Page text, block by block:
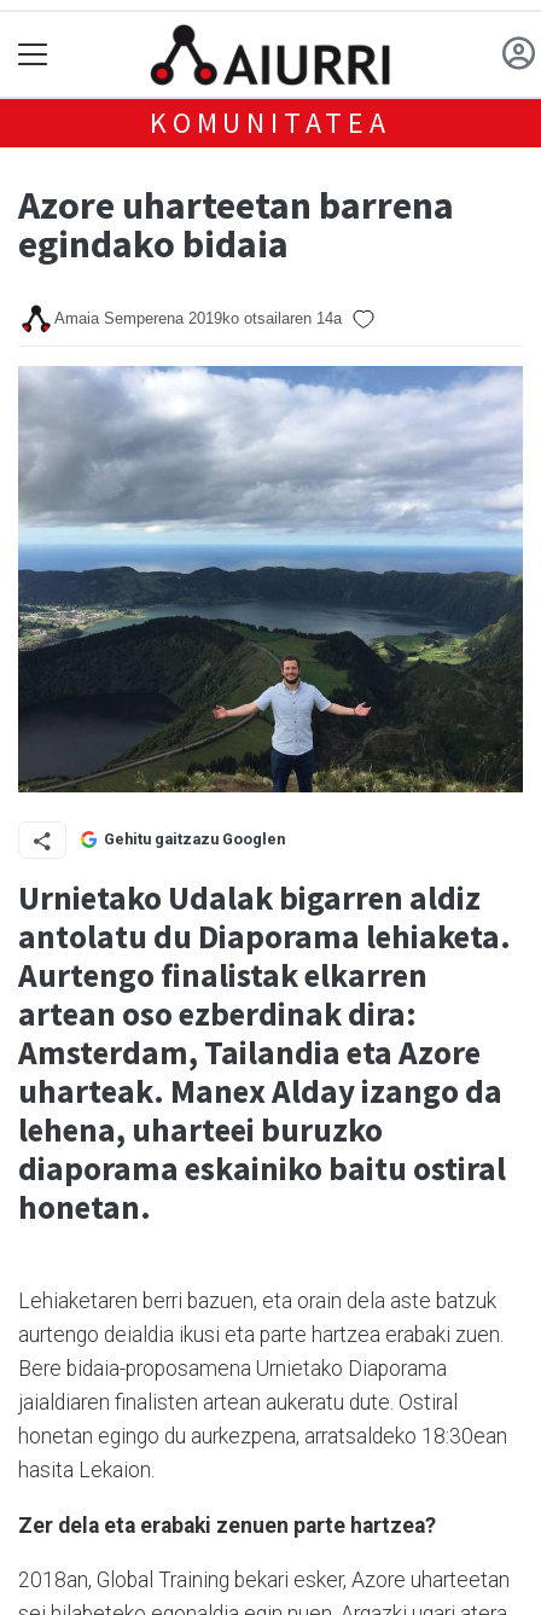
KOMUNITATEA
Azore uharteetan barrena
egindako bidaia
Amaia Semperena 2019ko otsailaren 14a
Gehitu gaitzazu Googlen
Urnietako Udalak bigarren aldiz
antolatu du Diaporama lehiaketa.
Aurtengo finalistak elkarren
artean oso ezberdinak dira:
Amsterdam, Tailandia eta Azore
uharteak. Manex Alday izango da
lehena, uharteei buruzko
diaporama eskainiko baitu ostiral
honetan.
Lehiaketaren berri bazuen, eta orain dela aste batzuk
aurtengo deialdia ikusi eta parte hartzea erabaki zuen.
Bere bidaia-proposamena Urnietako Diaporama
jaialdiaren finalisten artean aukeratu dute. Ostiral
honetan egingo du aurkezpena, arratsaldeko 18:30ean
hasita Lekaion.
Zer dela eta erabaki zenuen parte hartzea?
2018an, Global Training bekari esker, Azore uharteetan